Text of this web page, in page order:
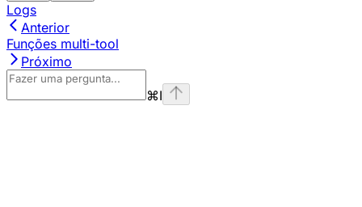
Logs
Anterior
Funções multi-tool
Próximo
⌘I